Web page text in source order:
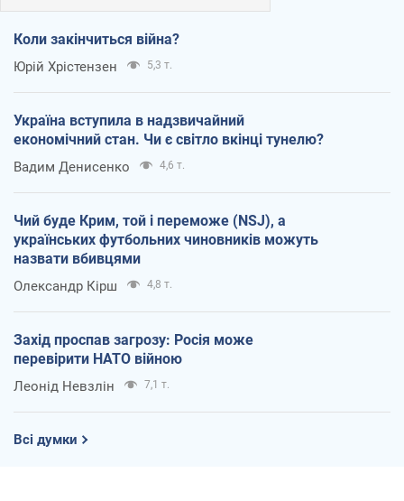
Коли закінчиться війна?
Юрій Хрістензен 5,3 т.
Україна вступила в надзвичайний
економічний стан. Чи є світло вкінці тунелю?
Вадим Денисенко 4,6 т.
Чий буде Крим, той і переможе (NSJ), а
українських футбольних чиновників можуть
назвати вбивцями
Олександр Кірш 4,8 т.
Захід проспав загрозу: Росія може
перевірити НАТО війною
Леонід Невзлін 7,1 т.
Всі думки